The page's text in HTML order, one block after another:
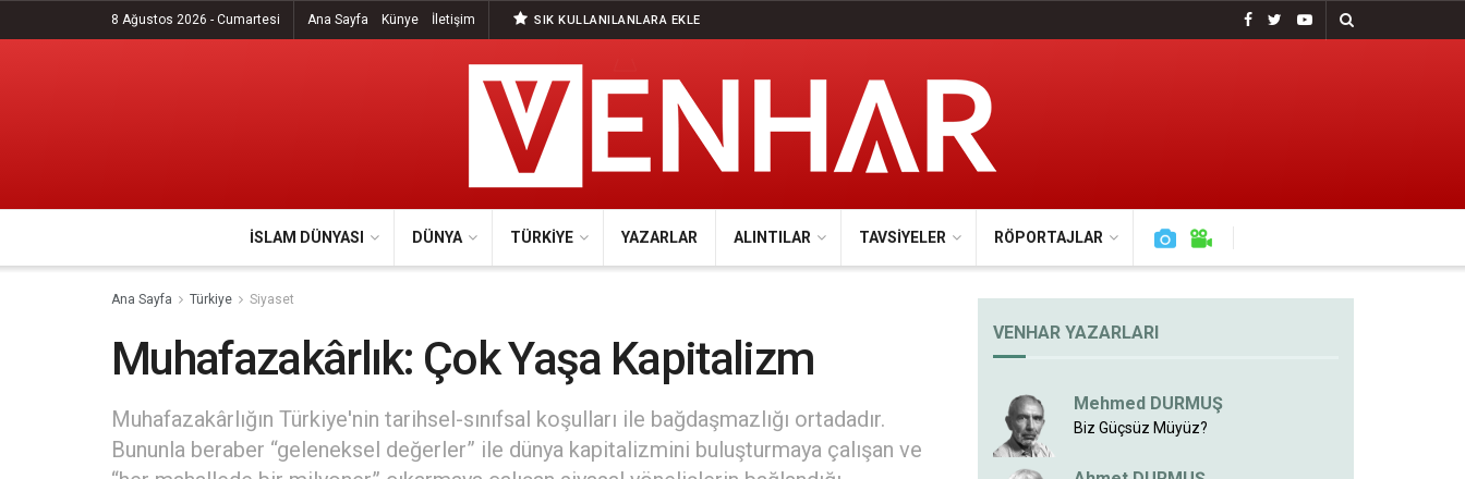
8 Ağustos 2026 - Cumartesi Ana Sayfa Künye İletişim SIK KULLANILANLARA EKLE
İSLAM DÜNYASI DÜNYA TÜRKIYE YAZARLAR ALINTILAR TAVSIYELER RÖPORTAJLAR
Ana Sayfa Türkiye Siyaset
Muhafazakârlık: Çok Yaşa Kapitalizm
Muhafazakârlığın Türkiye'nin tarihsel-sınıfsal koşulları ile bağdaşmazlığı ortadadır.
Bununla beraber “geleneksel değerler” ile dünya kapitalizmini buluşturmaya çalışan ve
VENHAR YAZARLARI
Mehmed DURMUŞ
Biz Güçsüz Müyüz?